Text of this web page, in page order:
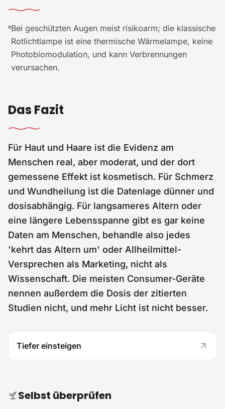
Bei geschützten Augen meist risikoarm; die klassische
Rotlichtlampe ist eine thermische Wärmelampe, keine
Photobiomodulation, und kann Verbrennungen
verursachen.
Das Fazit
Für Haut und Haare ist die Evidenz am
Menschen real, aber moderat, und der dort
gemessene Effekt ist kosmetisch. Für Schmerz
und Wundheilung ist die Datenlage dünner und
dosisabhängig. Für langsameres Altern oder
eine längere Lebensspanne gibt es gar keine
Daten am Menschen, behandle also jedes
'kehrt das Altern um' oder Allheilmittel-
Versprechen als Marketing, nicht als
Wissenschaft. Die meisten Consumer-Geräte
nennen außerdem die Dosis der zitierten
Studien nicht, und mehr Licht ist nicht besser.
Tiefer einsteigen
Selbst überprüfen